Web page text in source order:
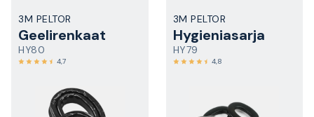
3M PELTOR
Geelirenkaat
HY80
4,7
3M PELTOR
Hygieniasarja
HY79
4,8